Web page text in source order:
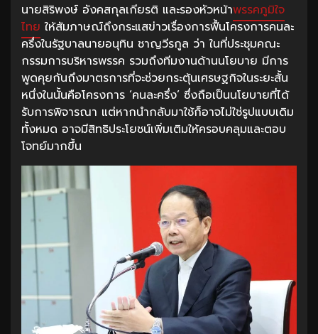
นายสิริพงษ์ อังคสกุลเกียรติ และรองหัวหน้าพรรคภูมิใจ
ไทย ให้สัมภาษณ์ถึงกระแสข่าวเรื่องการฟื้นโครงการคนละ
ครึ่งในรัฐบาลนายอนุทิน ชาญวีรกูล ว่า ในที่ประชุมคณะ
กรรมการบริหารพรรค รวมถึงทีมงานด้านนโยบาย มีการ
พูดคุยกันถึงมาตรการที่จะช่วยกระตุ้นเศรษฐกิจในระยะสั้น
หนึ่งในนั้นคือโครงการ ‘คนละครึ่ง’ ซึ่งถือเป็นนโยบายที่ได้
รับการพิจารณา แต่หากนำกลับมาใช้ก็อาจไม่ใช่รูปแบบเดิม
ทั้งหมด อาจมีสิทธิประโยชน์เพิ่มเติมให้ครอบคลุมและตอบ
โจทย์มากขึ้น